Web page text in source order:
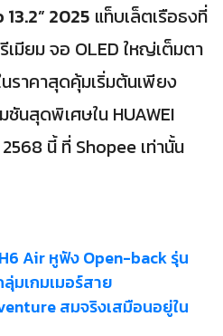
2025 แท็บเล็ตเรือธงที่
มียม จอ OLED ใหญ่เต็มตา
ราคาสุดคุ้มเริ่มต้นเพียง
นสุดพิเศษใน HUAWEI
นี้ ที่ Shopee เท่านั้น
Air หูฟัง Open-back รุ่น
ลุ่มเกมเมอร์สาย
สมจริงเสมือนอยู่ใน